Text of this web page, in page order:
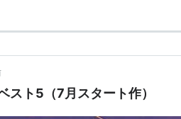
ト5（7月スタート作）